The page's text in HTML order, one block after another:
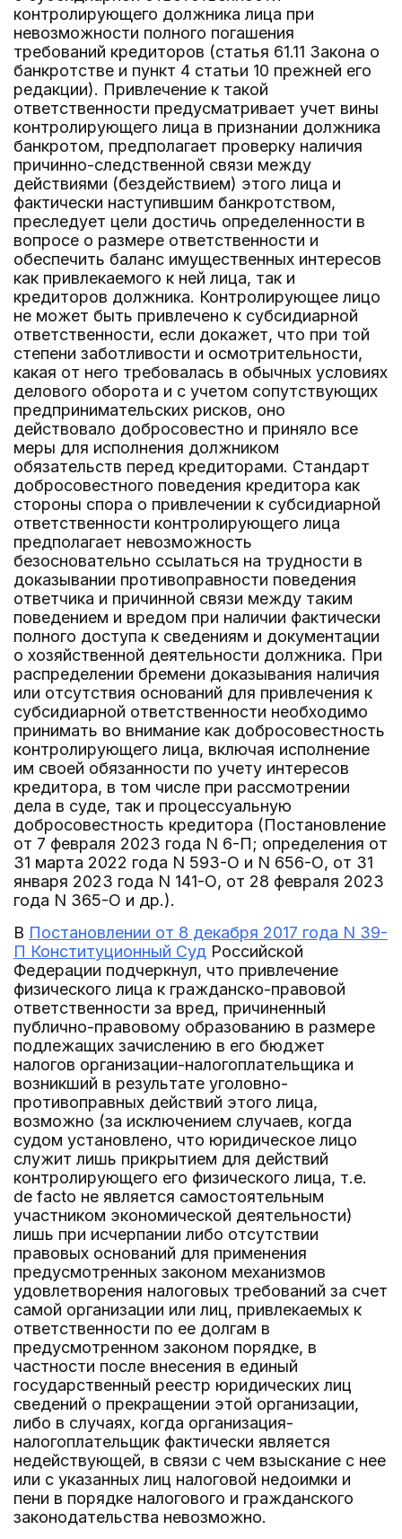
контролирующего должника лица при
невозможности полного погашения
требований кредиторов (статья 61.11 Закона о
банкротстве и пункт 4 статьи 10 прежней его
редакции). Привлечение к такой
ответственности предусматривает учет вины
контролирующего лица в признании должника
банкротом, предполагает проверку наличия
причинно-следственной связи между
действиями (бездействием) этого лица и
фактически наступившим банкротством,
преследует цели достичь определенности в
вопросе о размере ответственности и
обеспечить баланс имущественных интересов
как привлекаемого к ней лица, так и
кредиторов должника. Контролирующее лицо
не может быть привлечено к субсидиарной
ответственности, если докажет, что при той
степени заботливости и осмотрительности,
какая от него требовалась в обычных условиях
делового оборота и с учетом сопутствующих
предпринимательских рисков, оно
действовало добросовестно и приняло все
меры для исполнения должником
обязательств перед кредиторами. Стандарт
добросовестного поведения кредитора как
стороны спора о привлечении к субсидиарной
ответственности контролирующего лица
предполагает невозможность
безосновательно ссылаться на трудности в
доказывании противоправности поведения
ответчика и причинной связи между таким
поведением и вредом при наличии фактически
полного доступа к сведениям и документации
о хозяйственной деятельности должника. При
распределении бремени доказывания наличия
или отсутствия оснований для привлечения к
субсидиарной ответственности необходимо
принимать во внимание как добросовестность
контролирующего лица, включая исполнение
им своей обязанности по учету интересов
кредитора, в том числе при рассмотрении
дела в суде, так и процессуальную
добросовестность кредитора (Постановление
от 7 февраля 2023 года N 6-П; определения от
31 марта 2022 года N 593-О и N 656-О, от 31
января 2023 года N 141-О, от 28 февраля 2023
года N 365-О и др.).
В Постановлении от 8 декабря 2017 года N 39-
П Конституционный Суд Российской
Федерации подчеркнул, что привлечение
физического лица к гражданско-правовой
ответственности за вред, причиненный
публично-правовому образованию в размере
подлежащих зачислению в его бюджет
налогов организации-налогоплательщика и
возникший в результате уголовно-
противоправных действий этого лица,
возможно (за исключением случаев, когда
судом установлено, что юридическое лицо
служит лишь прикрытием для действий
контролирующего его физического лица, т.е.
de facto не является самостоятельным
участником экономической деятельности)
лишь при исчерпании либо отсутствии
правовых оснований для применения
предусмотренных законом механизмов
удовлетворения налоговых требований за счет
самой организации или лиц, привлекаемых к
ответственности по ее долгам в
предусмотренном законом порядке, в
частности после внесения в единый
государственный реестр юридических лиц
сведений о прекращении этой организации,
либо в случаях, когда организация-
налогоплательщик фактически является
недействующей, в связи с чем взыскание с нее
или с указанных лиц налоговой недоимки и
пени в порядке налогового и гражданского
законодательства невозможно.